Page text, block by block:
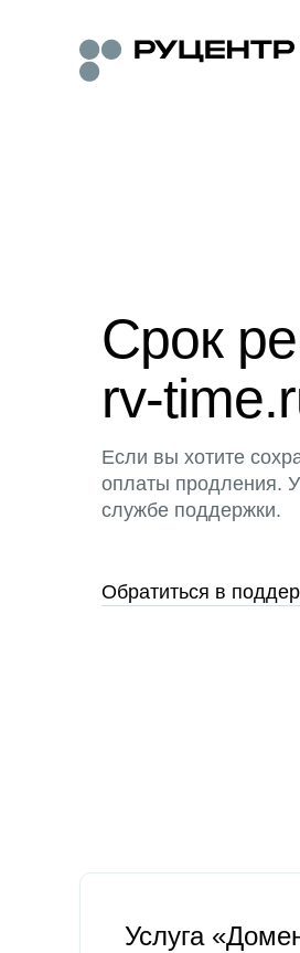
Срок
rv-
Если вы хотите
оплаты продления.
службе поддержки.
Обратиться в
Услуга